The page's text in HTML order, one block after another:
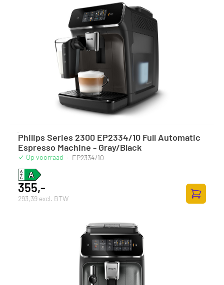
Philips Series 2300 EP2334/10 Full Automatic
Espresso Machine - Gray/Black
Op voorraad · EP2334/10
355,-
293,39 excl. BTW